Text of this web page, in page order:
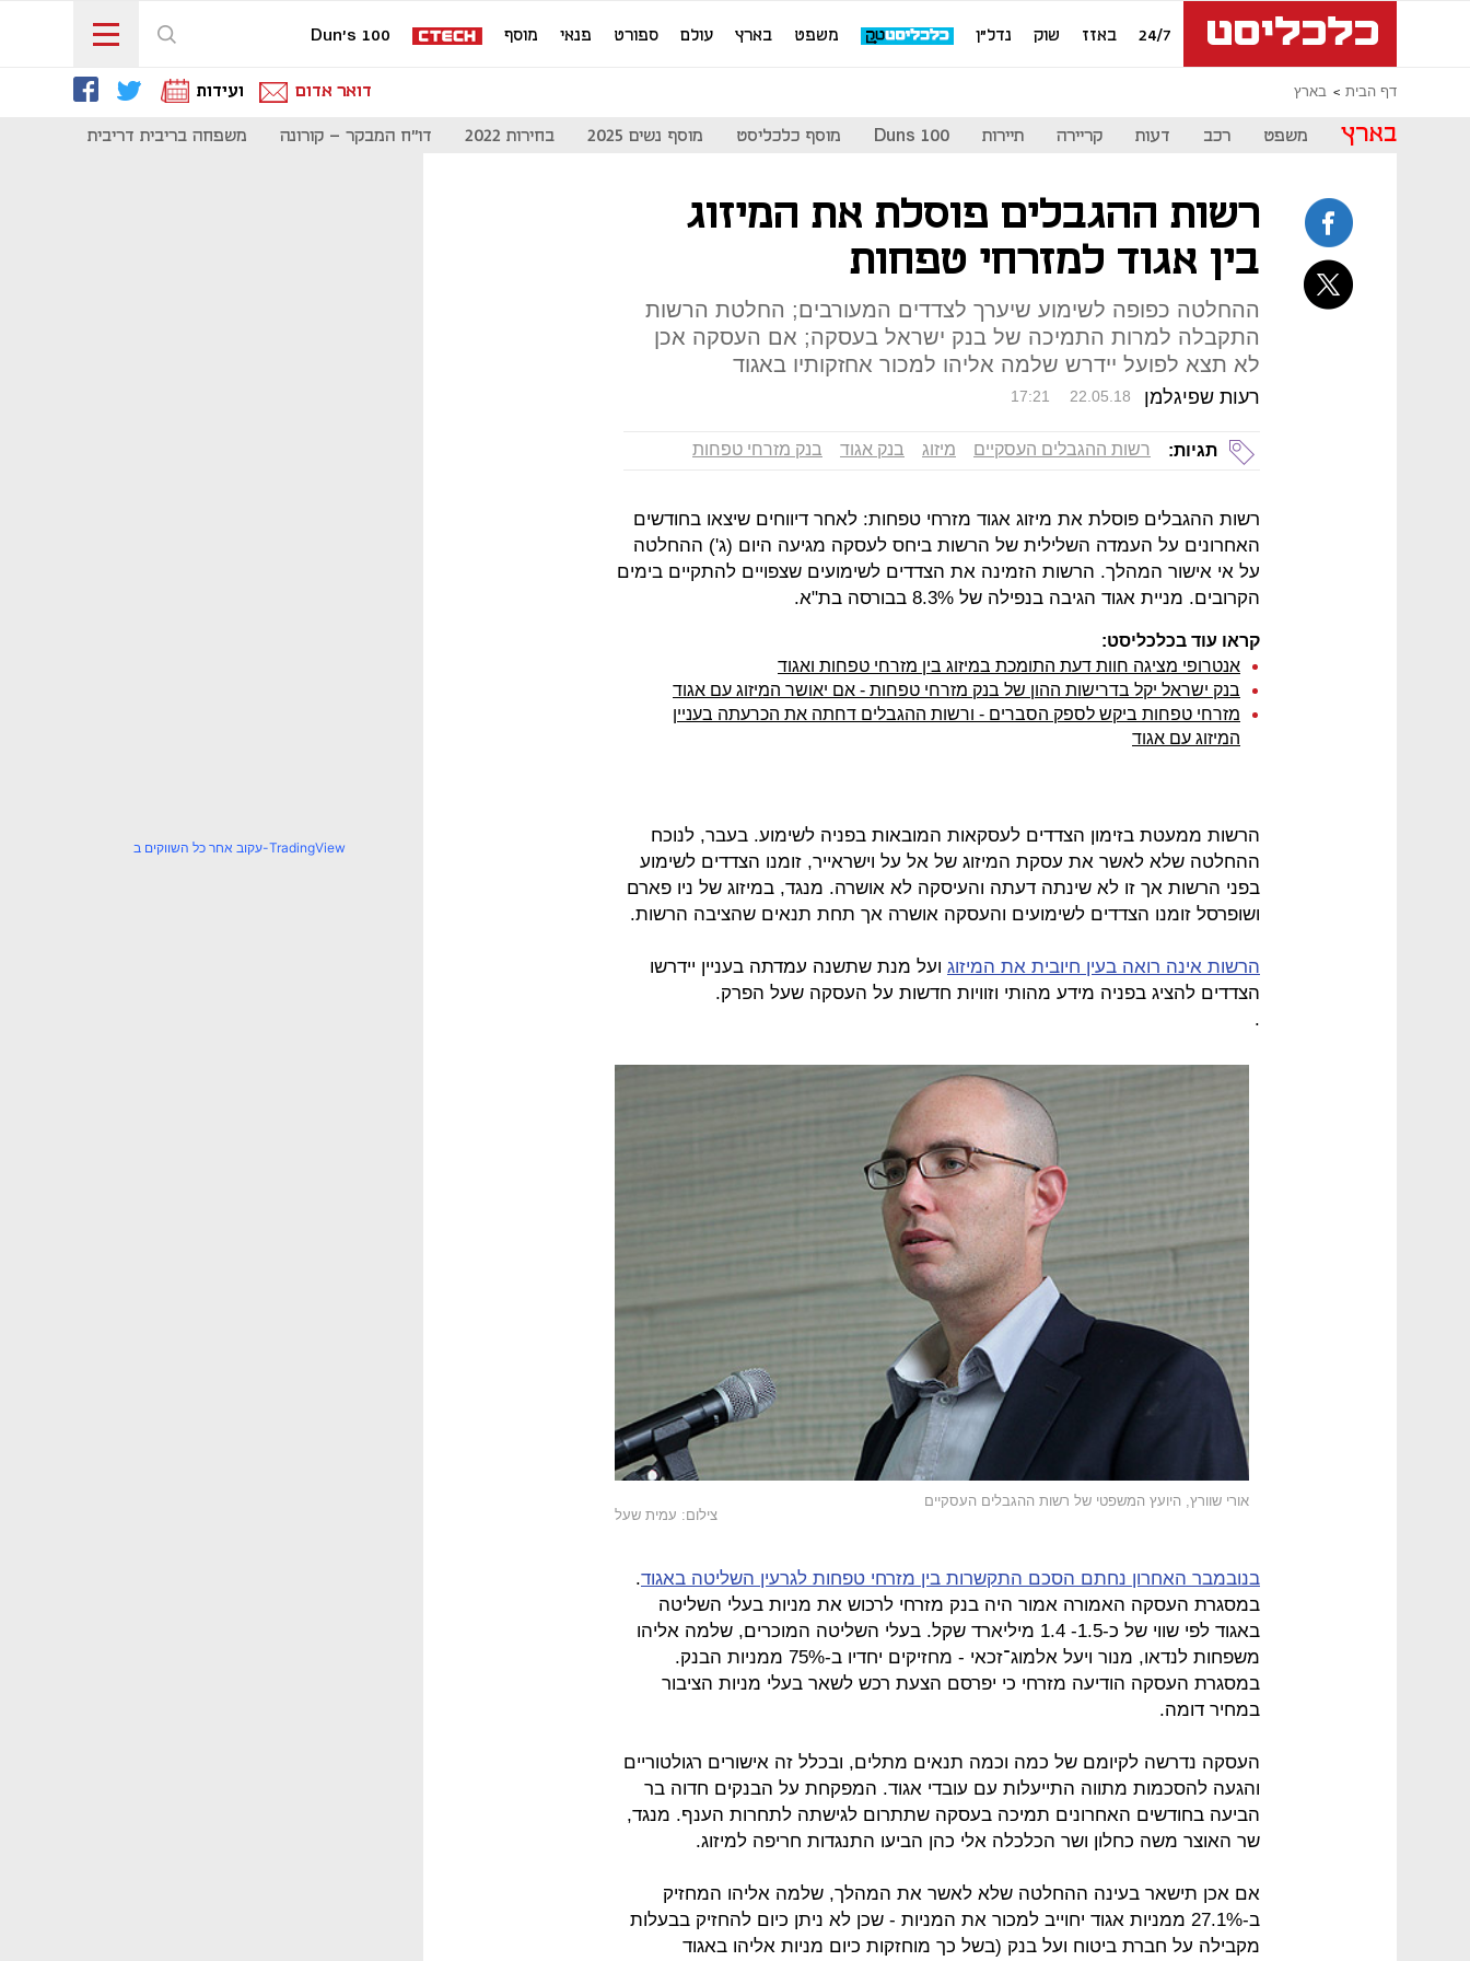
24/7 באזז שוק נדל"ן משפט בארץ עולם ספורט פנאי מוסף Dun's 100
דף הבית בארץ דואר אדום ועידות
בארץ משפט רכב דעות קריירה תיירות Duns 100 מוסף כלכליסט מוסף נשים 2025 בחירות 2022 דו"ח המבקר - קורונה משפחה בריבית דריבית
רשות ההגבלים פוסלת את המיזוג
בין אגוד למזרחי טפחות
ההחלטה כפופה לשימוע שיערך לצדדים המעורבים; החלטת הרשות
התקבלה למרות התמיכה של בנק ישראל בעסקה; אם העסקה אכן
לא תצא לפועל יידרש שלמה אליהו למכור אחזקותיו באגוד
רעות שפיגלמן 17:21 22.05.18
תגיות: רשות ההגבלים העסקיים מיזוג בנק אגוד בנק מזרחי טפחות
רשות ההגבלים פוסלת את מיזוג אגוד מזרחי טפחות: לאחר דיווחים שיצאו בחודשים
האחרונים על העמדה השלילית של הרשות ביחס לעסקה מגיעה היום (ג') ההחלטה
על אי אישור המהלך. הרשות הזמינה את הצדדים לשימועים שצפויים להתקיים בימים
הקרובים. מניית אגוד הגיבה בנפילה של 8.3% בבורסה בת"א.
קראו עוד בכלכליסט:
אנטרופי מציגה חוות דעת התומכת במיזוג בין מזרחי טפחות ואגוד
בנק ישראל יקל בדרישות ההון של בנק מזרחי טפחות - אם יאושר המיזוג עם אגוד
מזרחי טפחות ביקש לספק הסברים - ורשות ההגבלים דחתה את הכרעתה בעניין
המיזוג עם אגוד
הרשות ממעטת בזימון הצדדים לעסקאות המובאות בפניה לשימוע. בעבר, לנוכח
ההחלטה שלא לאשר את עסקת המיזוג של אל על וישראייר, זומנו הצדדים לשימוע
בפני הרשות אך זו לא שינתה דעתה והעיסקה לא אושרה. מנגד, במיזוג של ניו פארם
ושופרסל זומנו הצדדים לשימועים והעסקה אושרה אך תחת תנאים שהציבה הרשות.
הרשות אינה רואה בעין חיובית את המיזוג ועל מנת שתשנה עמדתה בעניין יידרשו
הצדדים להציג בפניה מידע מהותי וזוויות חדשות על העסקה שעל הפרק.
.
אורי שוורץ, היועץ המשפטי של רשות ההגבלים העסקיים
צילום: עמית שעל
בנובמבר האחרון נחתם הסכם התקשרות בין מזרחי טפחות לגרעין השליטה באגוד.
במסגרת העסקה האמורה אמור היה בנק מזרחי לרכוש את מניות בעלי השליטה
באגוד לפי שווי של כ-1.5- 1.4 מיליארד שקל. בעלי השליטה המוכרים, שלמה אליהו
משפחות לנדאו, מנור ויעל אלמוג־זכאי - מחזיקים יחדיו ב-75% ממניות הבנק.
במסגרת העסקה הודיעה מזרחי כי יפרסם הצעת רכש לשאר בעלי מניות הציבור
במחיר דומה.
העסקה נדרשה לקיומם של כמה וכמה תנאים מתלים, ובכלל זה אישורים רגולטוריים
והגעה להסכמות מתווה התייעלות עם עובדי אגוד. המפקחת על הבנקים חדוה בר
הביעה בחודשים האחרונים תמיכה בעסקה שתתרום לגישתה לתחרות הענף. מנגד,
שר האוצר משה כחלון ושר הכלכלה אלי כהן הביעו התנגדות חריפה למיזוג.
אם אכן תישאר בעינה ההחלטה שלא לאשר את המהלך, שלמה אליהו המחזיק
ב-27.1% ממניות אגוד יחוייב למכור את המניות - שכן לא ניתן כיום להחזיק בבעלות
מקבילה על חברת ביטוח ועל בנק (בשל כך מוחזקות כיום מניות אליהו באגוד
עקוב אחר כל השווקים ב-TradingView